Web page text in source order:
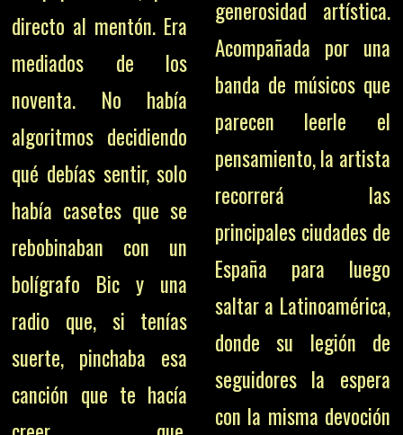
directo al mentón. Era
mediados de los
noventa. No había
algoritmos decidiendo
qué debías sentir, solo
había casetes que se
rebobinaban con un
bolígrafo Bic y una
radio que, si tenías
suerte, pinchaba esa
canción que te hacía
generosidad artística.
Acompañada por una
banda de músicos que
parecen leerle el
pensamiento, la artista
recorrerá las
principales ciudades de
España para luego
saltar a Latinoamérica,
donde su legión de
seguidores la espera
con la misma devoción